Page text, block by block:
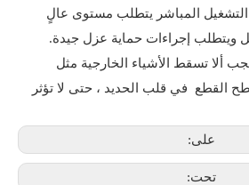
المباشر يتطلب مستوى عالٍ
ويتطلب إجراءات حماية عزل جيدة.
ألا تسقط الأشياء الخارجية مثل
القطع في قلب الحديد ، حتى لا تؤثر
على:
تحت: